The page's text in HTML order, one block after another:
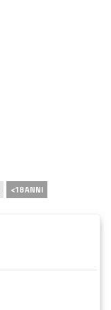
<18 ANNI